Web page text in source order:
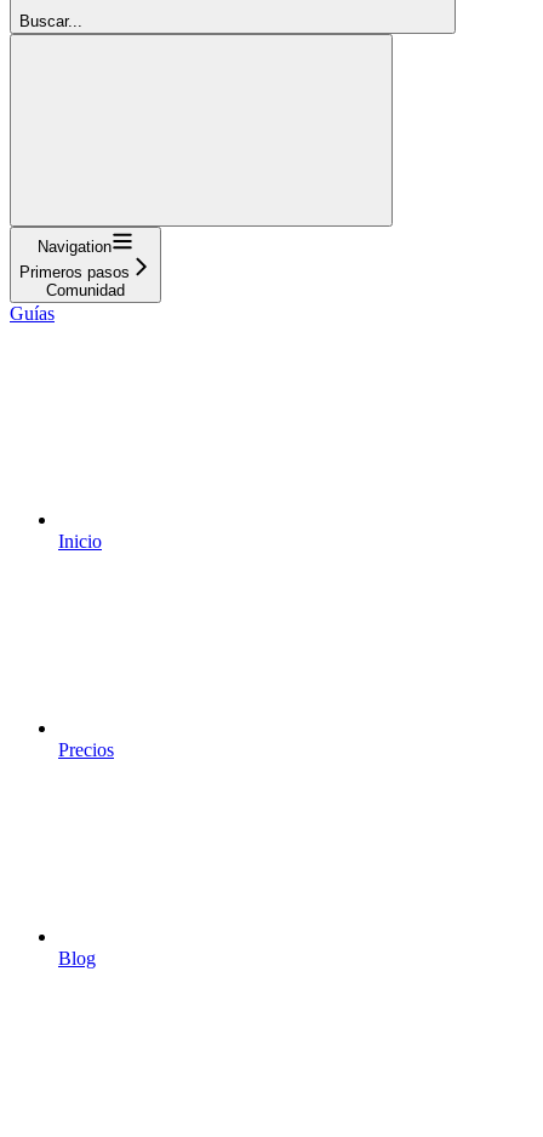
Buscar...
Navigation
Primeros pasos
Comunidad
Guías
Inicio
Precios
Blog